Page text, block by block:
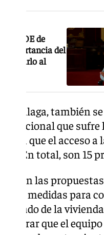
PSOE de
importancia del
mimarlo al
Málaga, también
que sufre
en que el acceso
En total, son 15
con las
de medidas para
de la
que el